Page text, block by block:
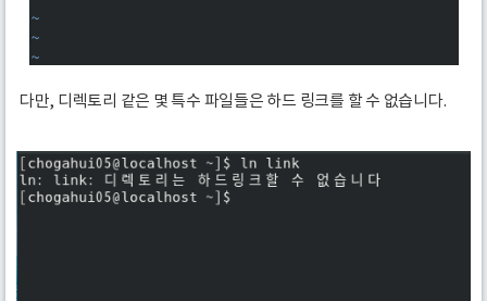
다만, 디렉토리 같은 몇 특수 파일들은 하드 링크를 할 수 없습니다.